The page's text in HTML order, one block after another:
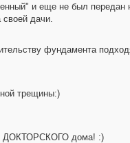
и еще не был
своей дачи.
фундамента
трещины:)
ДОКТОРСКОГО дома! :)